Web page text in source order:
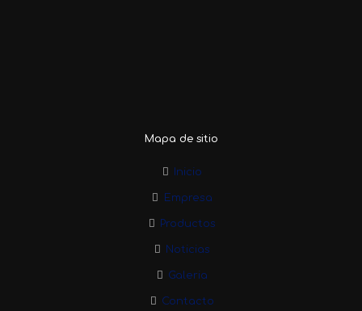
Mapa de sitio
Inicio
Empresa
Productos
Noticias
Galeria
Contacto